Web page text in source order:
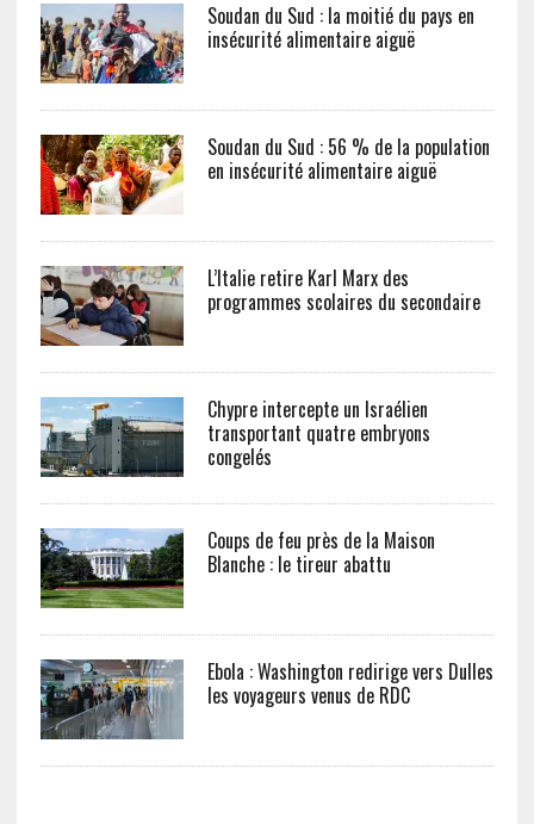
Soudan du Sud : la moitié du pays en
insécurité alimentaire aiguë
Soudan du Sud : 56 % de la population
en insécurité alimentaire aiguë
L’Italie retire Karl Marx des
programmes scolaires du secondaire
Chypre intercepte un Israélien
transportant quatre embryons
congelés
Coups de feu près de la Maison
Blanche : le tireur abattu
Ebola : Washington redirige vers Dulles
les voyageurs venus de RDC